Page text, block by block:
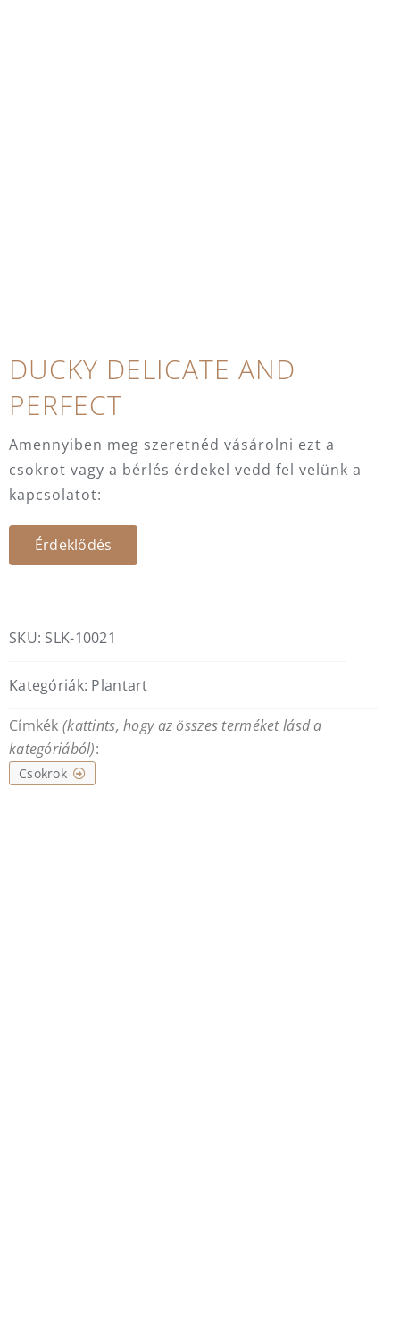
DUCKY DELICATE AND
PERFECT
Amennyiben meg szeretnéd vásárolni ezt a
csokrot vagy a bérlés érdekel vedd fel velünk a
kapcsolatot:
Érdeklődés
SKU: SLK-10021
Kategóriák: Plantart
Címkék (kattints, hogy az összes terméket lásd a
kategóriából):
Csokrok